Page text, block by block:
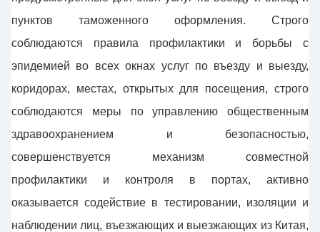
пунктов таможенного оформления. Строго
соблюдаются правила профилактики и борьбы с
эпидемией во всех окнах услуг по въезду и выезду,
коридорах, местах, открытых для посещения, строго
соблюдаются меры по управлению общественным
здравоохранением и безопасностью,
совершенствуется механизм совместной
профилактики и контроля в портах, активно
оказывается содействие в тестировании, изоляции и
наблюдении лиц, въезжающих и выезжающих из Китая,